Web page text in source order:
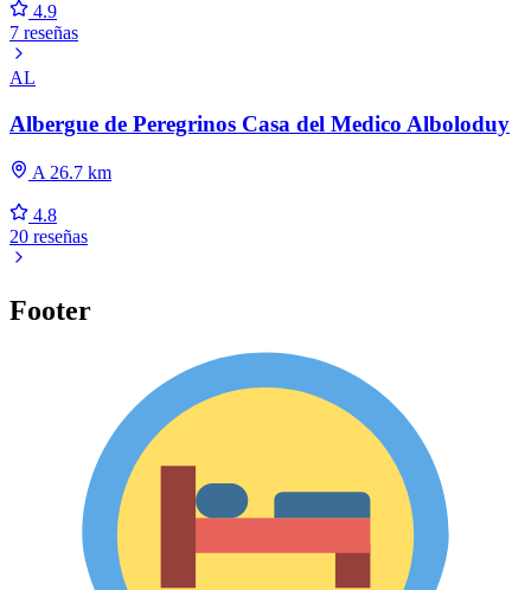
4.9
7 reseñas
AL
Albergue de Peregrinos Casa del Medico Alboloduy
A 26.7 km
4.8
20 reseñas
Footer